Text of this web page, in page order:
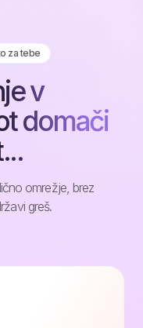
za tebe
v
domači
omrežje, brez
greš.